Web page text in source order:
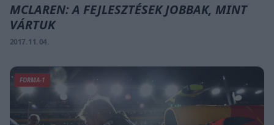
MCLAREN: A FEJLESZTÉSEK JOBBAK, MINT
VÁRTUK
2017. 11. 04.
FORMA-1